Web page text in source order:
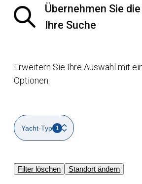
Übernehmen Sie
Ihre Suche
Erweitern Sie Ihre Auswahl mit
Optionen:
Yacht-Typ 1
Filter löschen Standort ändern